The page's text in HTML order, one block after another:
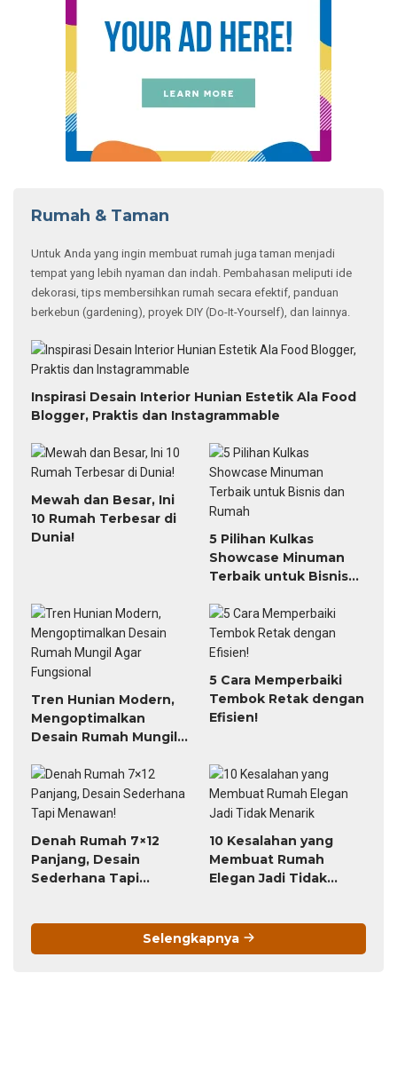
Rumah & Taman
Untuk Anda yang ingin membuat rumah juga taman menjadi
tempat yang lebih nyaman dan indah. Pembahasan meliputi ide
dekorasi, tips membersihkan rumah secara efektif, panduan
berkebun (gardening), proyek DIY (Do-It-Yourself), dan lainnya.
Inspirasi Desain Interior Hunian Estetik Ala Food
Blogger, Praktis dan Instagrammable
Mewah dan Besar, Ini
10 Rumah Terbesar di
Dunia!
5 Pilihan Kulkas
Showcase Minuman
Terbaik untuk Bisnis
Tren Hunian Modern,
Mengoptimalkan
Desain Rumah Mungil
5 Cara Memperbaiki
Tembok Retak dengan
Efisien!
Denah Rumah 7×12
Panjang, Desain
Sederhana Tapi
10 Kesalahan yang
Membuat Rumah
Elegan Jadi Tidak
Selengkapnya